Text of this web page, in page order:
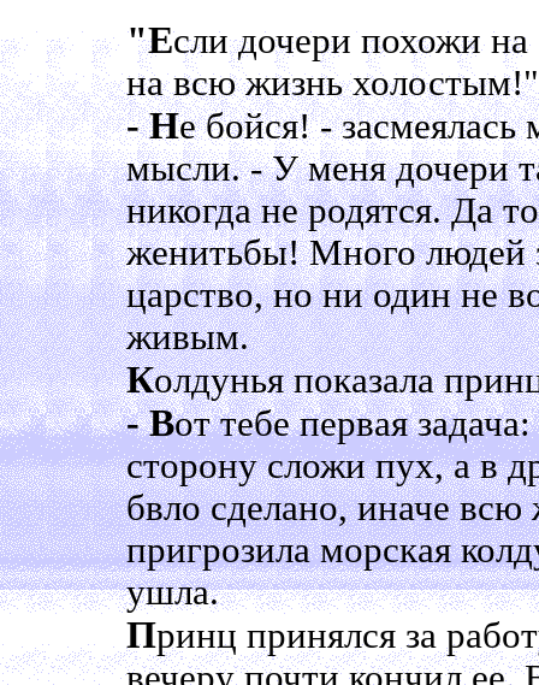
"Если дочери похожи
на всю жизнь
- Не бойся! - засмеялась
мысли. - У меня дочери
никогда не родятся. Да
женитьбы! Много людей
царство, но ни один не
живым.
Колдунья показала
- Вот тебе первая
сторону сложи пух, а в
бвло сделано, иначе
пригрозила морская
ушла.
Принц принялся за